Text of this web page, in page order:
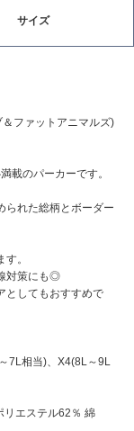
サイズ
ファットアニマルズ)
載のパーカーです。
られた総柄とボーダー
。
対策にも◎
としてもおすすめで
7L相当)、X4(8L～9L
エステル62％ 綿